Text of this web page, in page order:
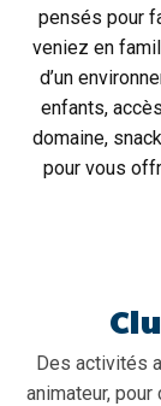
pensés pour
veniez en
d’un
enfants,
domaine,
pour vous
Des activités
animateur,